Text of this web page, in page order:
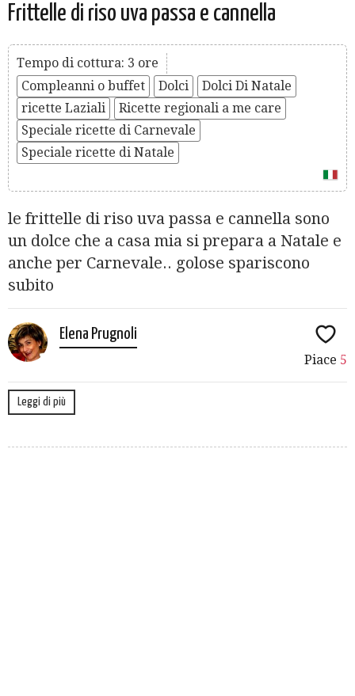
Frittelle di riso uva passa e cannella
Tempo di cottura: 3 ore
Compleanni o buffet
Dolci
Dolci Di Natale
ricette Laziali
Ricette regionali a me care
Speciale ricette di Carnevale
Speciale ricette di Natale
le frittelle di riso uva passa e cannella sono
un dolce che a casa mia si prepara a Natale e
anche per Carnevale.. golose spariscono
subito
Elena Prugnoli
Piace 5
Leggi di più